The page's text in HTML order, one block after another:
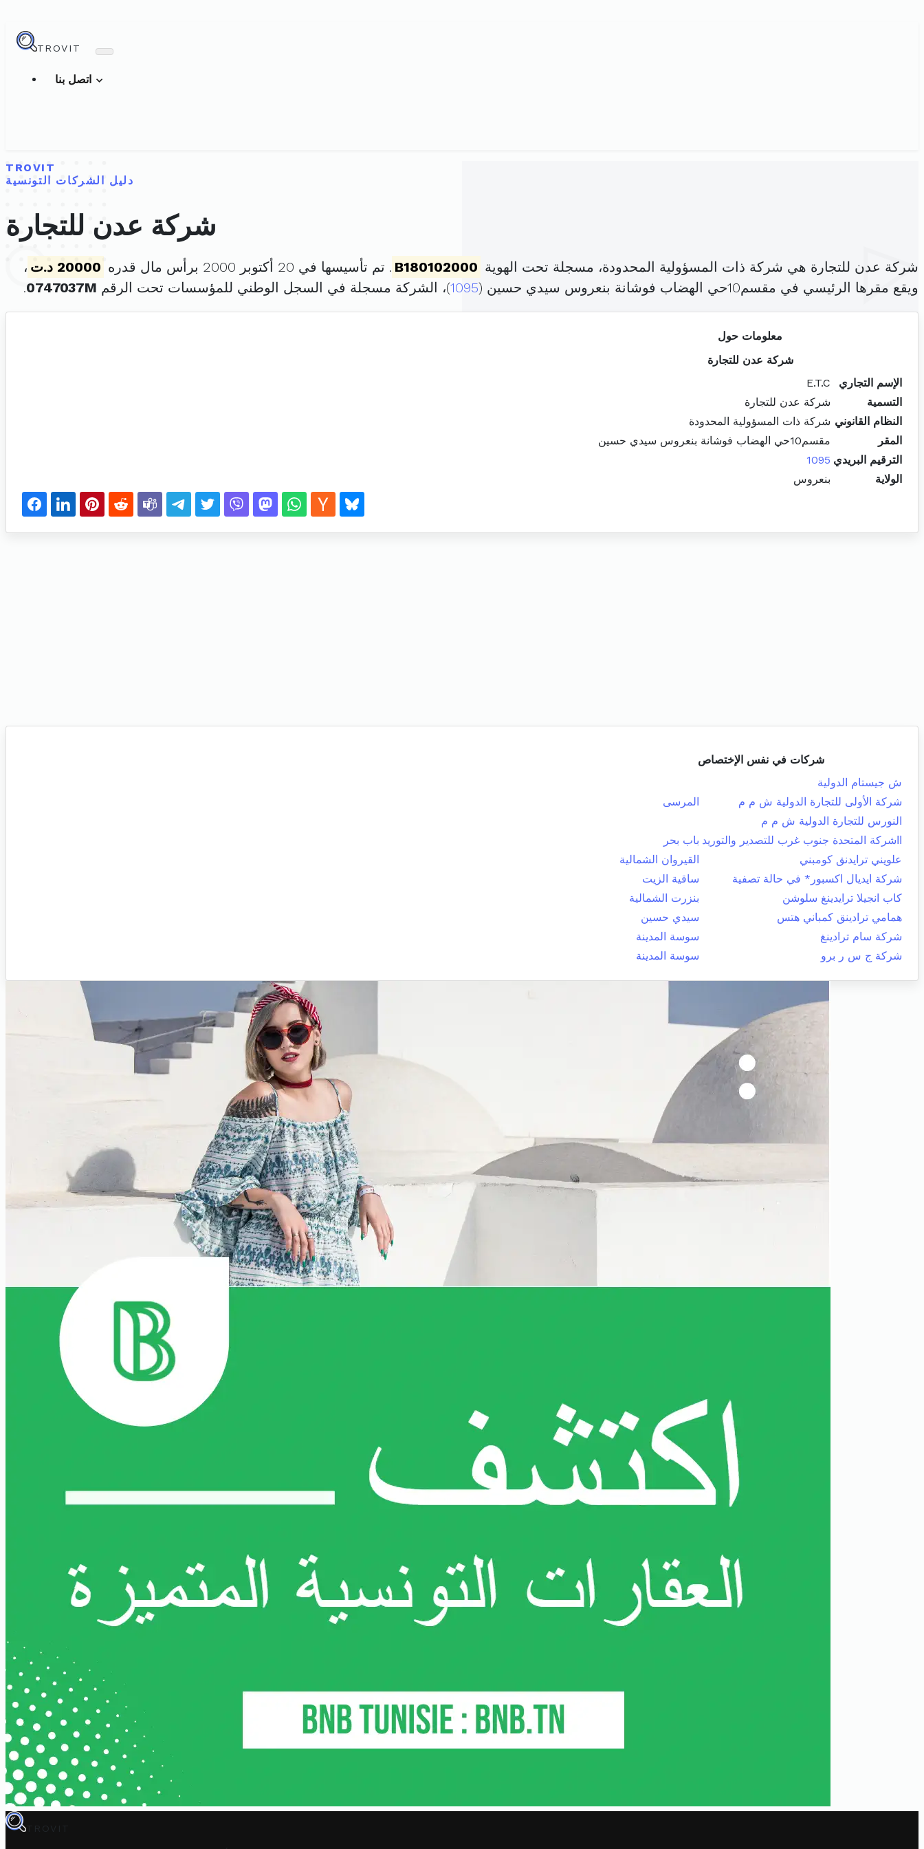
TROVIT
TROVIT
دليل الشركات التونسية
شركة عدن للتجارة
شركة عدن للتجارة هي شركة ذات المسؤولية المحدودة، مسجلة تحت الهوية B180102000 . تم تأسيسها في 20 أكتوبر 2000 برأس مال قدره 20000 د.ت
،
ويقع مقرها الرئيسي في مقسم10حي الهضاب فوشانة بنعروس سيدي حسين (
1095)، الشركة مسجلة في السجل الوطني للمؤسسات تحت الرقم 0747037M
.
معلومات حول
شركة عدن للتجارة
الإسم التجاري
E.T.C
التسمية
شركة عدن للتجارة
النظام القانوني شركة ذات المسؤولية المحدودة
المقر
مقسم10حي الهضاب فوشانة بنعروس سيدي حسين
الترقيم البريدي 1095
الولاية
بنعروس
شركات في نفس الإختصاص
ش جيستام الدولية
شركة الأولى للتجارة الدولية ش م م
المرسى
النورس للتجارة الدولية ش م م
ااشركة المتحدة جنوب غرب للتصدير والتوريد باب بحر
علويني ترايدنق كومبني
القيروان الشمالية
شركة ايديال اكسبور* في حالة تصفية
ساقية الزيت
كاب انجيلا ترايدينغ سلوشن
بنزرت الشمالية
همامي ترادينق كمباني هتس
سيدي حسين
شركة سام ترادينغ
سوسة المدينة
شركة ج س ر برو
سوسة المدينة
TROVIT